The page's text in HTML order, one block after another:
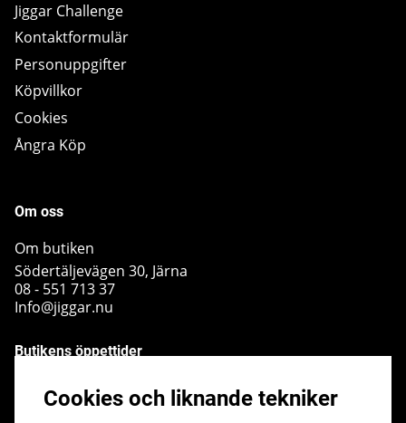
Jiggar Challenge
Kontaktformulär
Personuppgifter
Köpvillkor
Cookies
Ångra Köp
Om oss
Om butiken
Södertäljevägen 30, Järna
08 - 551 713 37
Info@jiggar.nu
Butikens öppettider
Lördag - kl 10.00 - 14.00
Cookies och liknande tekniker